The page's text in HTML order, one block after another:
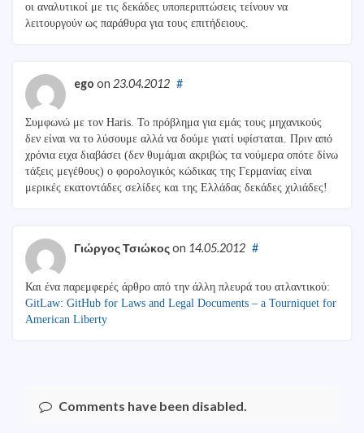
οι αναλυτικοί με τις δεκάδες υποπεριπτώσεις τείνουν να
λειτουργούν ως παράθυρα για τους επιτήδειους.
ego on 23.04.2012 #
Συμφωνώ με τον Haris. Το πρόβλημα για εμάς τους μηχανικούς
δεν είναι να το λύσουμε αλλά να δούμε γιατί υφίσταται. Πριν από
χρόνια ειχα διαβάσει (δεν θυμάμαι ακριβώς τα νούμερα οπότε δίνω
τάξεις μεγέθους) ο φορολογικός κώδικας της Γερμανίας είναι
μερικές εκατοντάδες σελίδες και της Ελλάδας δεκάδες χιλιάδες!
Γιώργος Τσιώκοςon 14.05.2012 #
Και ένα παρεμφερές άρθρο από την άλλη πλευρά του ατλαντικού:
GitLaw: GitHub for Laws and Legal Documents – a Tourniquet for
American Liberty
Comments have been disabled.